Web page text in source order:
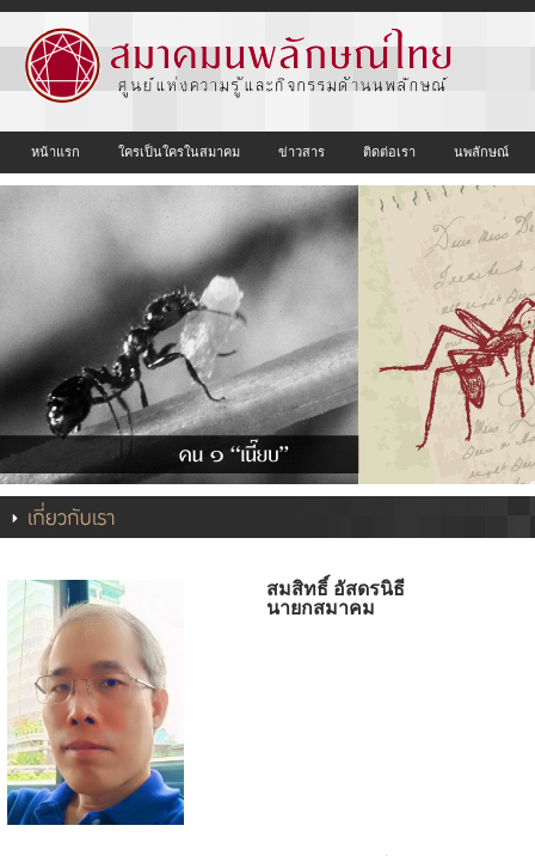
หน้าแรก ใครเป็นใครในสมาคม ข่าวสาร ติดต่อเรา นพลักษณ์
สมสิทธิ์ อัสดรนิธี
นายกสมาคม